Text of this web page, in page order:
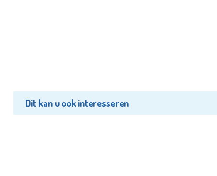
Dit kan u ook interesseren